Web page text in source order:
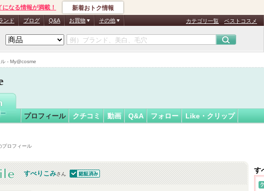
- My@cosme
なる情報が満載！ 新着おトク情報
ンド ブログ Q&A お買物 その他 カテゴリ一覧 ベストコスメ
りこみさん
認
証
プロフィール クチコミ 動画 Q&A フォロー Like・クリップ
プロフィール
すべりこみさん
認証済
す